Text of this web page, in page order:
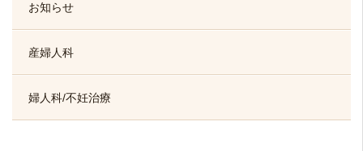
お知らせ
産婦人科
婦人科/不妊治療